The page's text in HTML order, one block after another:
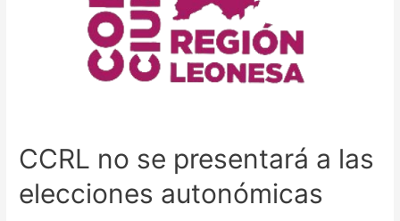
CCRL no se presentará a las
elecciones autonómicas